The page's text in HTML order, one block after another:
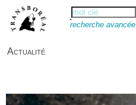
recherche avancée
Actualité